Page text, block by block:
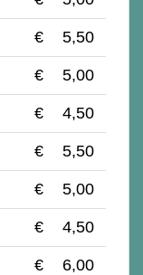
€ 5,50
€ 5,00
€ 4,50
€ 5,50
€ 5,00
€ 4,50
€ 6,00